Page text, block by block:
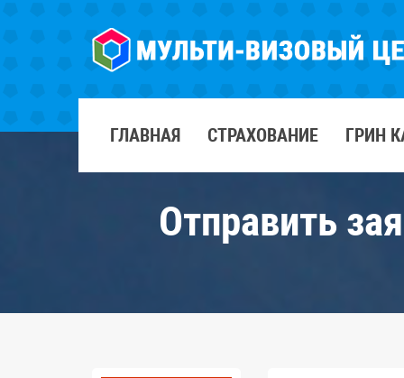
ГЛАВНАЯ СТРАХОВАНИЕ ГРИН
Отправить